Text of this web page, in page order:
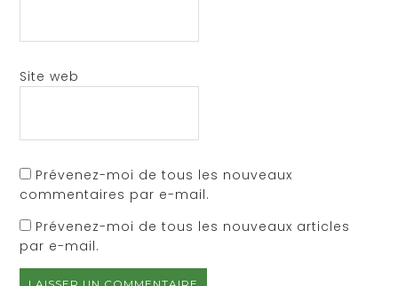
Site web
Prévenez-moi de tous les nouveaux
commentaires par e-mail.
Prévenez-moi de tous les nouveaux articles
par e-mail.